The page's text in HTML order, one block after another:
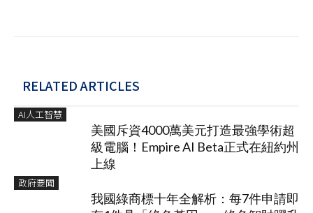
RELATED ARTICLES
AI人工智慧
美國斥資4000萬美元打造最強學術超
級電腦！Empire AI Beta正式在紐約州
上線
政府要聞
我國綠商標十年全解析：每7件申請即